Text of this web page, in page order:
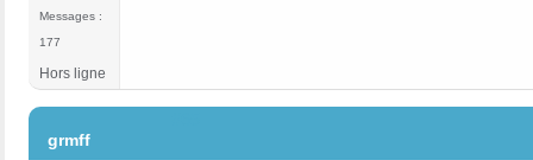
Messages :
177
Hors ligne
grmff